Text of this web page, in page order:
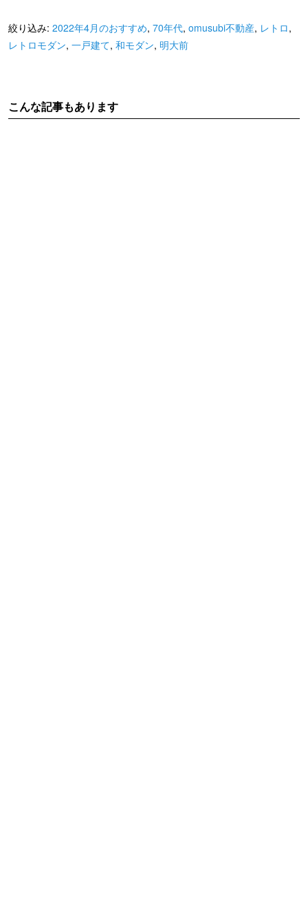
絞り込み: 2022年4月のおすすめ, 70年代, omusubi不動産, レトロ,
レトロモダン, 一戸建て, 和モダン, 明大前
こんな記事もあります